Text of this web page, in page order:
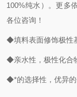
100%纯水）。更多
各位咨询！
◆填料表面修饰极性
◆亲水性，极性化合
◆*的选择性，优异的